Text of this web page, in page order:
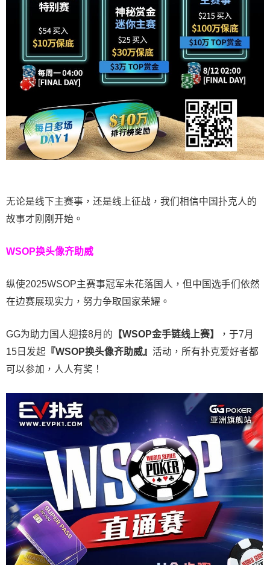
无论是线下主赛事，还是线上征战，我们相信中国扑克人的
故事才刚刚开始。
WSOP换头像齐助威
纵使2025WSOP主赛事冠军未花落国人，但中国选手们依然
在边赛展现实力，努力争取国家荣耀。
GG为助力国人迎接8月的 【WSOP金手链线上赛】
，于7月
15日发起 『WSOP换头像齐助威』 活动，所有扑克爱好者都
可以参加，人人有奖！